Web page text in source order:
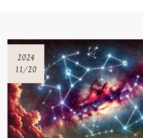
2024
11/20